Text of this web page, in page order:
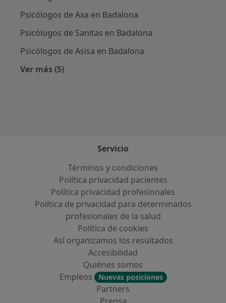
Psicólogos de Axa en Badalona
Psicólogos de Sanitas en Badalona
Psicólogos de Asisa en Badalona
Ver más (5)
Servicio
Términos y condiciones
Política privacidad pacientes
Política privacidad profesionales
Política de privacidad para determinados
profesionales de la salud
Política de cookies
Así organizamos los resultados
Accesibilidad
Quiénes somos
Empleos
Nuevas posiciones
Partners